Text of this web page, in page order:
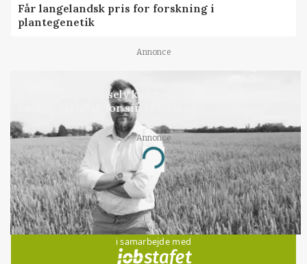
Får langelandsk pris for forskning i
plantegenetik
Annonce
Kun landbruget selv kan beslutte, om man vil
kæmpe juridisk for sin eksistens
Annonce
Loading...
Jobs
i samarbejde med